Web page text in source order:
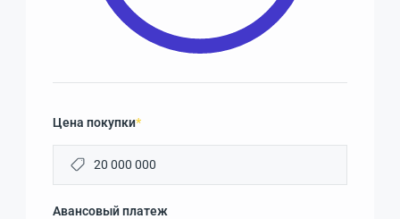
Цена покупки*
Авансовый платеж